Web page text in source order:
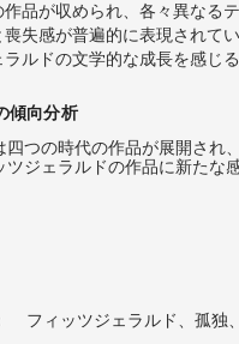
品が収められ、各々異なるテ
失感が普遍的に表現されてい
ルドの文学的な成長を感じる
傾向分析
四つの時代の作品が展開され
ジェラルドの作品に新たな
フィッツジェラルド、孤独